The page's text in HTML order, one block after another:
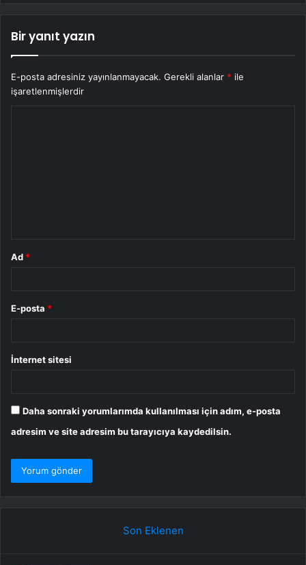
Bir yanıt yazın
E-posta adresiniz yayınlanmayacak. Gerekli alanlar * ile
işaretlenmişlerdir
Ad *
E-posta *
İnternet sitesi
Daha sonraki yorumlarımda kullanılması için adım, e-posta
adresim ve site adresim bu tarayıcıya kaydedilsin.
Son Eklenen